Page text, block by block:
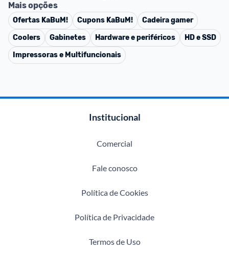
Mais opções
Ofertas KaBuM! Cupons KaBuM!
Cadeira gamer
Coolers
Gabinetes Hardware e periféricos
HD e SSD
Impressoras e Multifuncionais
Institucional
Comercial
Fale conosco
Política de Cookies
Política de Privacidade
Termos de Uso